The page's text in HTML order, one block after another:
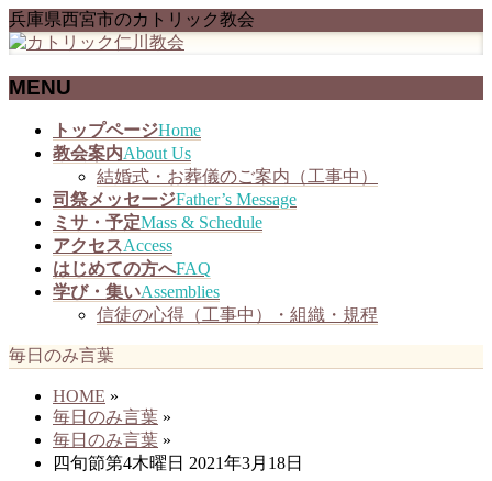
兵庫県西宮市のカトリック教会
MENU
トップページHome
教会案内About Us
結婚式・お葬儀のご案内（工事中）
司祭メッセージFather’s Message
ミサ・予定Mass & Schedule
アクセスAccess
はじめての方へFAQ
学び・集いAssemblies
信徒の心得（工事中）・組織・規程
毎日のみ言葉
HOME »
毎日のみ言葉 »
毎日のみ言葉 »
四旬節第4木曜日 2021年3月18日